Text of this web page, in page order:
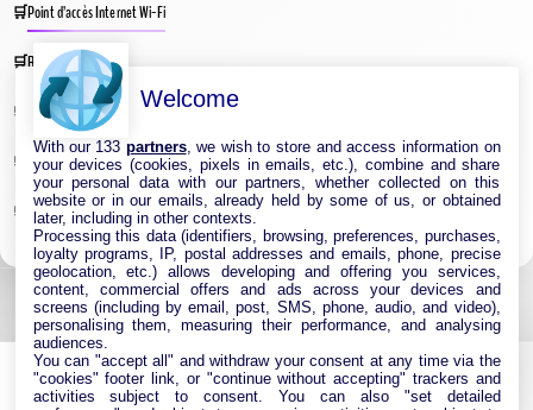
Point d’accès Internet Wi-Fi
Répéteur Wifi
Routeur Internet
Switches & Hubs Réseau
Système WIFI Mesh
Welcome
With our 133 partners, we wish to store and access information on
your devices (cookies, pixels in emails, etc.), combine and share
your personal data with our partners, whether collected on this
website or in our emails, already held by some of us, or obtained
later, including in other contexts.
Processing this data (identifiers, browsing, preferences, purchases,
loyalty programs, IP, postal addresses and emails, phone, precise
geolocation, etc.) allows developing and offering you services,
content, commercial offers and ads across your devices and
screens (including by email, post, SMS, phone, audio, and video),
personalising them, measuring their performance, and analysing
audiences.
You can "accept all" and withdraw your consent at any time via the
"cookies" footer link, or "continue without accepting" trackers and
activities subject to consent. You can also "set detailed